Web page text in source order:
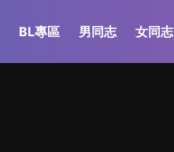
BL專區 男同志 女同志